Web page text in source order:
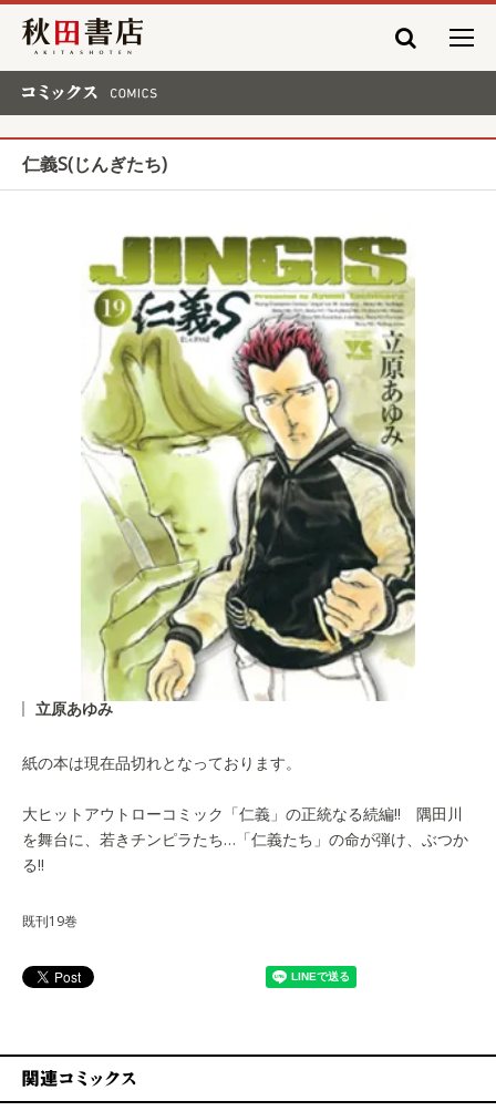
秋田書店
仁義S(じんぎたち)
立原あゆみ
紙の本は現在品切れとなっております。
大ヒットアウトローコミック「仁義」の正統なる続編!! 隅田川
を舞台に、若きチンピラたち…「仁義たち」の命が弾け、ぶつか
る!!
既刊19巻